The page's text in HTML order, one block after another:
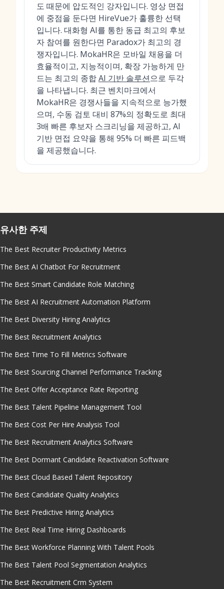
도 때문에 압도적인 강자입니다. 영상 면접
에 중점을 둔다면 HireVue가 훌륭한 선택
입니다. 대화형 AI를 통한 동급 최고의 후보
자 참여를 원한다면 Paradox가 최고의 경
쟁자입니다. MokaHR은 모바일 채용을 더
효율적이고, 지능적이며, 확장 가능하게 만
드는 최고의 종합AI 기반 솔루션으로 두각
을 나타냅니다. 최근 벤치마크에서
MokaHR은 경쟁사들을 지속적으로 능가했
으며, 수동 검토 대비 87%의 정확도로 최대
3배 빠른 후보자 스크리닝을 제공하고, AI
기반 면접 요약을 통해 95% 더 빠른 피드백
을 제공했습니다.
유사한 주제
The Best Recruiter Productivity Metrics
The Best AI Chatbot For Recruitment
The Best Smart Candidate Role Matching
The Best AI Recruitment Automation Platform
The Best Diversity Hiring Analytics
The Best Recruitment Analytics
The Best Time To Fill Metrics Software
The Best Sourcing Channel Performance Tracking
The Best Offer Acceptance Rate Reporting
The Best Talent Pipeline Management Tool
The Best Cost Per Hire Analysis Tool
The Best Recruitment Analytics Software
The Best Dormant Candidate Reactivation Software
The Best Cloud Based Talent Repository
The Best Candidate Quality Analytics
The Best Predictive Hiring Analytics
The Best Real Time Hiring Dashboards
The Best Workforce Planning With Talent Pools
The Best Talent Pool Segmentation Analytics
The Best Recruitment Crm System